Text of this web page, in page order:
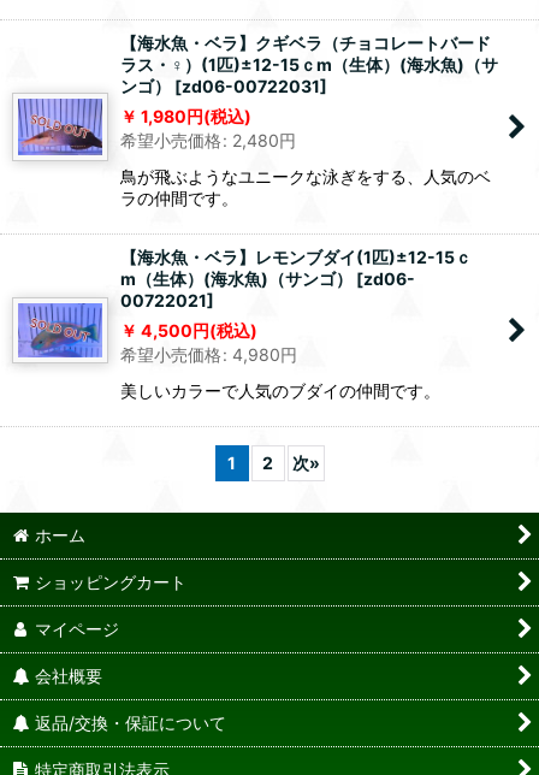
【海水魚・ベラ】クギベラ（チョコレートバード
ラス・♀）(1匹)±12-15ｃm（生体）(海水魚)（サ
ンゴ）
[zd06-00722031]
1,980円(税込)
希望小売価格: 2,480円
鳥が飛ぶようなユニークな泳ぎをする、人気のベ
ラの仲間です。
【海水魚・ベラ】レモンブダイ(1匹)±12-15ｃ
m（生体）(海水魚)（サンゴ）
[zd06-
00722021]
4,500円(税込)
希望小売価格: 4,980円
美しいカラーで人気のブダイの仲間です。
1 2 次»
ホーム
ショッピングカート
マイページ
会社概要
返品/交換・保証について
特定商取引法表示